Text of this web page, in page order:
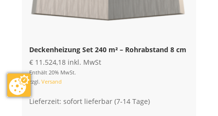
Deckenheizung Set 240 m² – Rohrabstand 8 cm
€11.524,18 inkl. MwSt
Enthält 20% MwSt.
zzgl. Versand
Lieferzeit: sofort lieferbar (7-14 Tage)